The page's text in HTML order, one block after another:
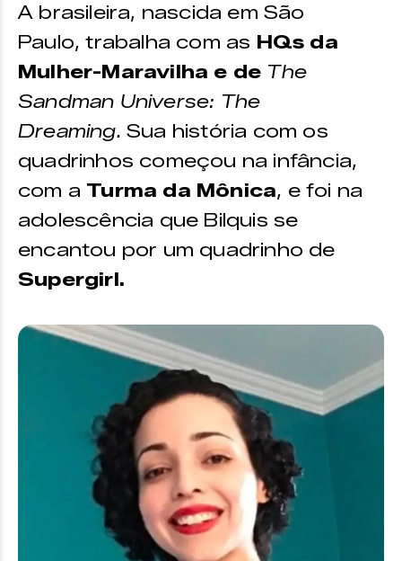
A brasileira, nascida em São
Paulo, trabalha com as HQs da
Mulher-Maravilha e de The
Sandman Universe: The
Dreaming. Sua história com os
quadrinhos começou na infância,
com a Turma da Mônica, e foi na
adolescência que Bilquis se
encantou por um quadrinho de
Supergirl.